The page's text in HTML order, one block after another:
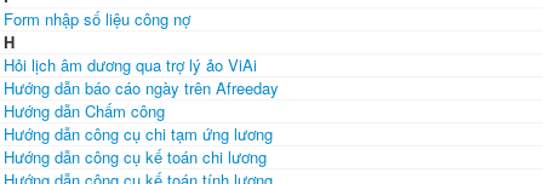
Form nhập số liệu công nợ
H
Hỏi lịch âm dương qua trợ lý ảo ViAi
Hướng dẫn báo cáo ngày trên Afreeday
Hướng dẫn Chấm công
Hướng dẫn công cụ chi tạm ứng lương
Hướng dẫn công cụ kế toán chi lương